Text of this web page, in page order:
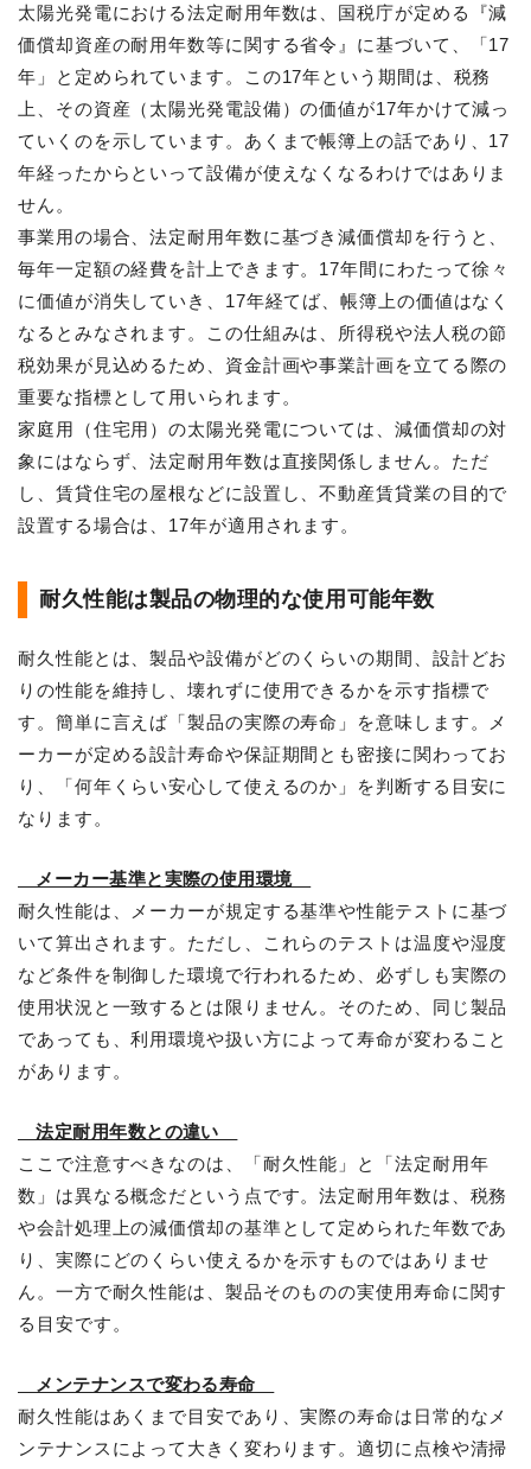
太陽光発電における法定耐用年数は、国税庁が定める『減
価償却資産の耐用年数等に関する省令』に基づいて、「17
年」と定められています。この17年という期間は、税務
上、その資産（太陽光発電設備）の価値が17年かけて減っ
ていくのを示しています。あくまで帳簿上の話であり、17
年経ったからといって設備が使えなくなるわけではありま
せん。
事業用の場合、法定耐用年数に基づき減価償却を行うと、
毎年一定額の経費を計上できます。17年間にわたって徐々
に価値が消失していき、17年経てば、帳簿上の価値はなく
なるとみなされます。この仕組みは、所得税や法人税の節
税効果が見込めるため、資金計画や事業計画を立てる際の
重要な指標として用いられます。
家庭用（住宅用）の太陽光発電については、減価償却の対
象にはならず、法定耐用年数は直接関係しません。ただ
し、賃貸住宅の屋根などに設置し、不動産賃貸業の目的で
設置する場合は、17年が適用されます。
耐久性能は製品の物理的な使用可能年数
耐久性能とは、製品や設備がどのくらいの期間、設計どお
りの性能を維持し、壊れずに使用できるかを示す指標で
す。簡単に言えば「製品の実際の寿命」を意味します。メ
ーカーが定める設計寿命や保証期間とも密接に関わってお
り、「何年くらい安心して使えるのか」を判断する目安に
なります。
メーカー基準と実際の使用環境
耐久性能は、メーカーが規定する基準や性能テストに基づ
いて算出されます。ただし、これらのテストは温度や湿度
など条件を制御した環境で行われるため、必ずしも実際の
使用状況と一致するとは限りません。そのため、同じ製品
であっても、利用環境や扱い方によって寿命が変わること
があります。
法定耐用年数との違い
ここで注意すべきなのは、「耐久性能」と「法定耐用年
数」は異なる概念だという点です。法定耐用年数は、税務
や会計処理上の減価償却の基準として定められた年数であ
り、実際にどのくらい使えるかを示すものではありませ
ん。一方で耐久性能は、製品そのものの実使用寿命に関す
る目安です。
メンテナンスで変わる寿命
耐久性能はあくまで目安であり、実際の寿命は日常的なメ
ンテナンスによって大きく変わります。適切に点検や清掃